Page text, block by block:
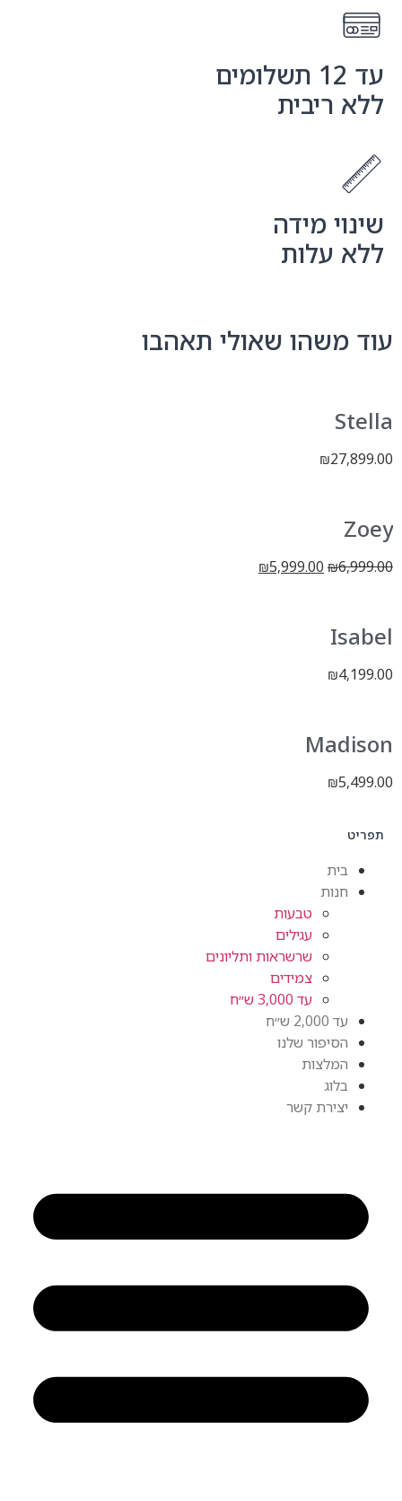
עד 12 תשלומים
ללא ריבית
שינוי מידה
ללא עלות
עוד משהו שאולי תאהבו
Stella
₪27,899.00
Zoey
₪6,999.00
₪5,999.00
Isabel
₪4,199.00
Madison
₪5,499.00
תפריט
בית
חנות
טבעות
עגילים
שרשראות ותליונים
צמידים
עד 3,000 ש״ח
עד 2,000 ש״ח
הסיפור שלנו
המלצות
בלוג
יצירת קשר